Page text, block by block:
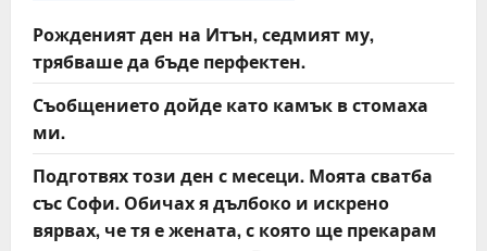
g
a
t
i
o
Рожденият ден на Итън, седмият му,
трябваше да бъде перфектен.
Съобщението дойде като камък в стомаха
ми.
Подготвях този ден с месеци. Моята сватба
със Софи. Обичах я дълбоко и искрено
вярвах, че тя е жената, с която ще прекарам